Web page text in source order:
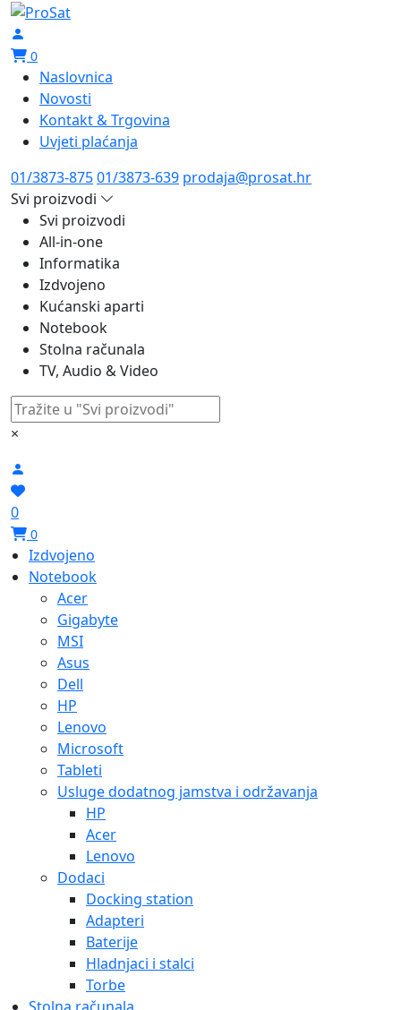
0
Naslovnica
Novosti
Kontakt & Trgovina
Uvjeti plaćanja
01/3873-87501/3873-639 prodaja@prosat.hr
Svi proizvodi
Svi proizvodi
All-in-one
Informatika
Izdvojeno
Kućanski aparti
Notebook
Stolna računala
TV, Audio & Video
×
0
0
Izdvojeno
Notebook
Acer
Gigabyte
MSI
Asus
Dell
HP
Lenovo
Microsoft
Tableti
Usluge dodatnog jamstva i održavanja
HP
Acer
Lenovo
Dodaci
Docking station
Adapteri
Baterije
Hladnjaci i stalci
Torbe